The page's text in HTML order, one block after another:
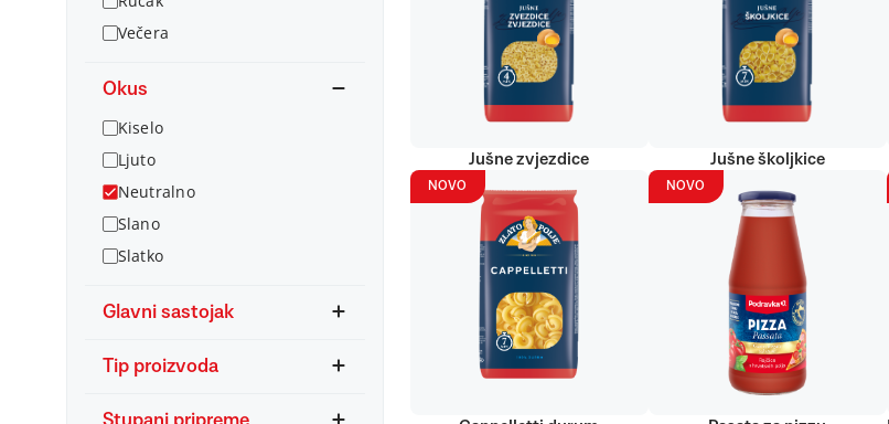
Večera
Okus
Kiselo
Ljuto
Neutralno
Slano
Slatko
Glavni sastojak
Tip proizvoda
Jušne zvjezdice Jušne školjkice
NOVO NOVO